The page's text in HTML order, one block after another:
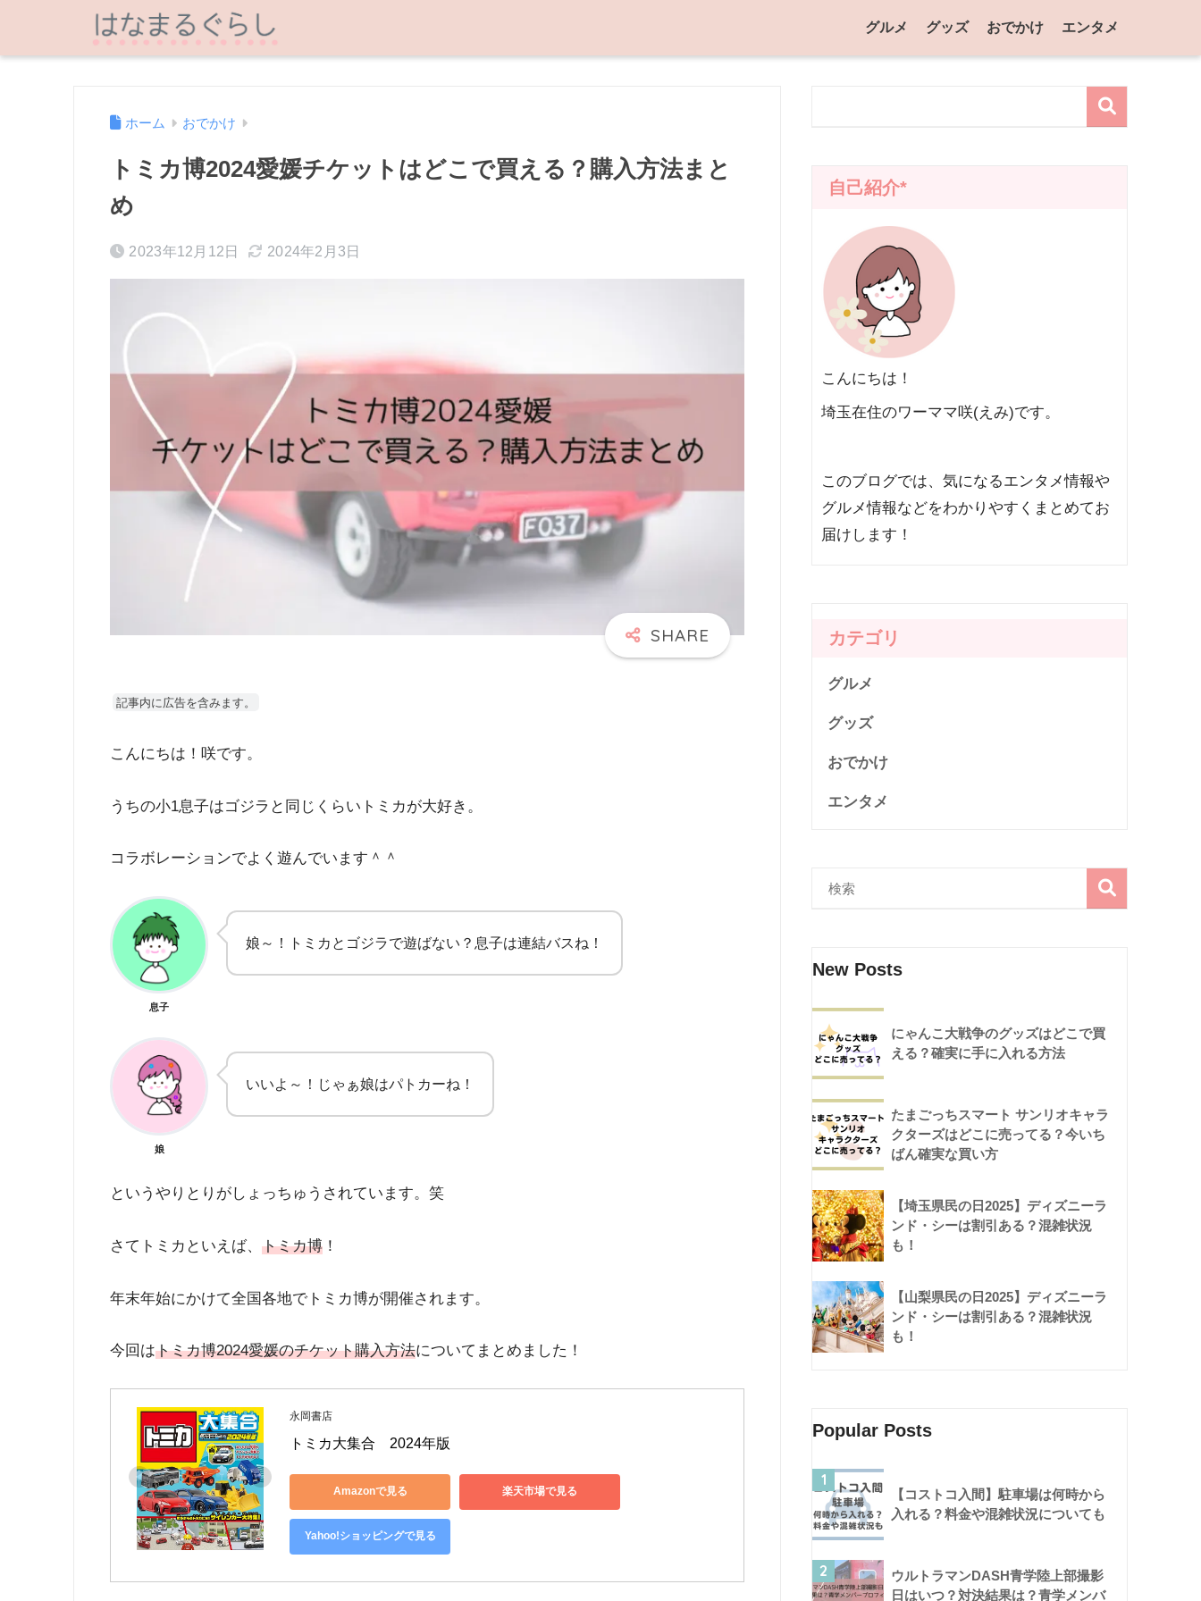
グルメ グッズ おでかけ エンタメ
ホーム おでかけ
トミカ博2024愛媛チケットはどこで買える？購入方法まと
め
2023年12月12日 2024年2月3日
記事内に広告を含みます。
こんにちは！咲です。
うちの小1息子はゴジラと同じくらいトミカが大好き。
コラボレーションでよく遊んでいます＾＾
息子
娘～！トミカとゴジラで遊ばない？息子は連結バスね！
娘
いいよ～！じゃぁ娘はパトカーね！
というやりとりがしょっちゅうされています。笑
さてトミカといえば、 トミカ博 ！
年末年始にかけて全国各地でトミカ博が開催されます。
今回はトミカ博2024愛媛のチケット購入方法についてまとめました！
永岡書店
トミカ大集合　2024年版
Amazonで見る 楽天市場で見る
Yahoo!ショッピングで見る
自己紹介*
こんにちは！
埼玉在住のワーママ咲(えみ)です。
このブログでは、気になるエンタメ情報や
グルメ情報などをわかりやすくまとめてお
届けします！
カテゴリ
グルメ
グッズ
おでかけ
エンタメ
New Posts
にゃんこ大戦争のグッズはどこで買
える？確実に手に入れる方法
たまごっちスマート サンリオキャラ
クターズはどこに売ってる？今いち
ばん確実な買い方
【埼玉県民の日2025】ディズニーラ
ンド・シーは割引ある？混雑状況
も！
【山梨県民の日2025】ディズニーラ
ンド・シーは割引ある？混雑状況
も！
Popular Posts
1
【コストコ入間】駐車場は何時から
入れる？料金や混雑状況についても
2
ウルトラマンDASH青学陸上部撮影
日はいつ？対決結果は？青学メンバ